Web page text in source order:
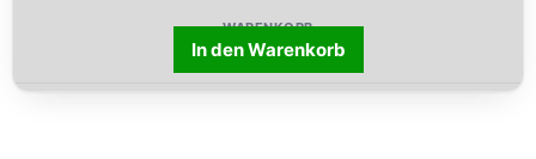
In den Warenkorb